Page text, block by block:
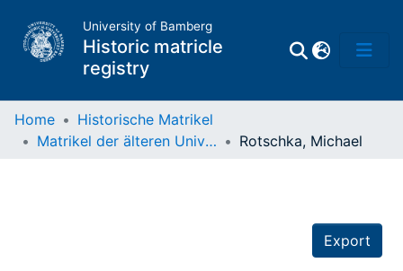
University of Bamberg
Historic matricle
registry
Home
Historische Matrikel
Matrikel der älteren Universität
Rotschka, Michael
Export